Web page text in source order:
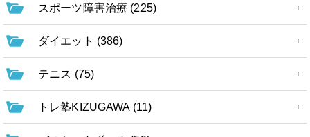
スポーツ障害治療 (225)
ダイエット (386)
テニス (75)
トレ塾KIZUGAWA (11)